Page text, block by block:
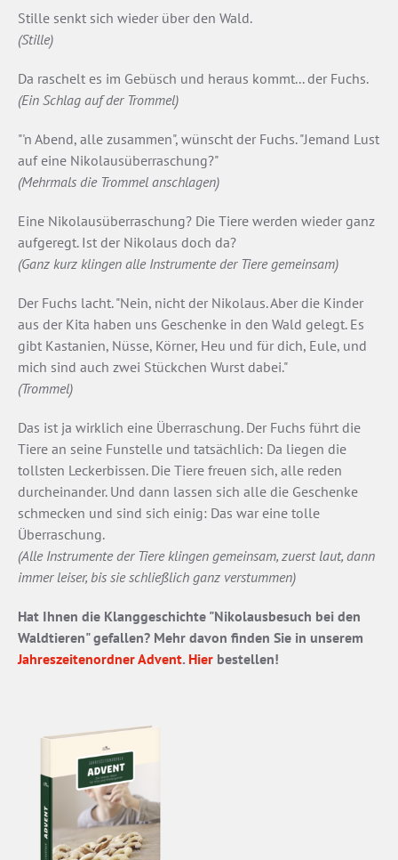
Stille senkt sich wieder über den Wald.
(Stille)
Da raschelt es im Gebüsch und heraus kommt... der Fuchs.
(Ein Schlag auf der Trommel)
"'n Abend, alle zusammen", wünscht der Fuchs. "Jemand Lust
auf eine Nikolausüberraschung?"
(Mehrmals die Trommel anschlagen)
Eine Nikolausüberraschung? Die Tiere werden wieder ganz
aufgeregt. Ist der Nikolaus doch da?
(Ganz kurz klingen alle Instrumente der Tiere gemeinsam)
Der Fuchs lacht. "Nein, nicht der Nikolaus. Aber die Kinder
aus der Kita haben uns Geschenke in den Wald gelegt. Es
gibt Kastanien, Nüsse, Körner, Heu und für dich, Eule, und
mich sind auch zwei Stückchen Wurst dabei."
(Trommel)
Das ist ja wirklich eine Überraschung. Der Fuchs führt die
Tiere an seine Funstelle und tatsächlich: Da liegen die
tollsten Leckerbissen. Die Tiere freuen sich, alle reden
durcheinander. Und dann lassen sich alle die Geschenke
schmecken und sind sich einig: Das war eine tolle
Überraschung.
(Alle Instrumente der Tiere klingen gemeinsam, zuerst laut, dann
immer leiser, bis sie schließlich ganz verstummen)
Hat Ihnen die Klanggeschichte "Nikolausbesuch bei den
Waldtieren" gefallen? Mehr davon finden Sie in unserem
Jahreszeitenordner Advent. Hier bestellen!